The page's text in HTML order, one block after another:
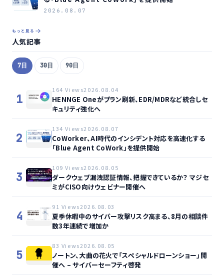
2026.08.07
もっと見る
人気記事
7日 30日 90日
1
164 Views2026.08.04
HENNGE Oneがプラン刷新、EDR/MDRなど統合しセ
キュリティ強化へ
2
134 Views2026.08.07
CoWorker、AI時代のインシデント対応を高速化する
「Blue Agent CoWork」を提供開始
3
109 Views2026.08.05
ダークウェブ漏洩認証情報、把握できているか？ マジセ
ミがCISO向けウェビナー開催へ
4
91 Views2026.08.03
夏季休暇中のサイバー攻撃リスク高まる、8月の相談件
数3年連続で増加か
5
83 Views2026.08.05
ノートン、大曲の花火で「スペシャルドローンショー」開
催へ – サイバーセーフティ啓発